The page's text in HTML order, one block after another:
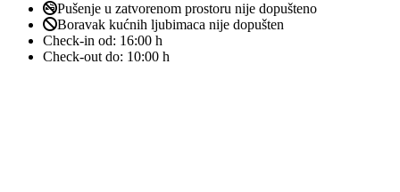
Pušenje u zatvorenom prostoru nije dopušteno
Boravak kućnih ljubimaca nije dopušten
Check-in od: 16:00 h
Check-out do: 10:00 h